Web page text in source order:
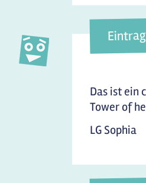
Das ist ein
Tower of
LG Sophia